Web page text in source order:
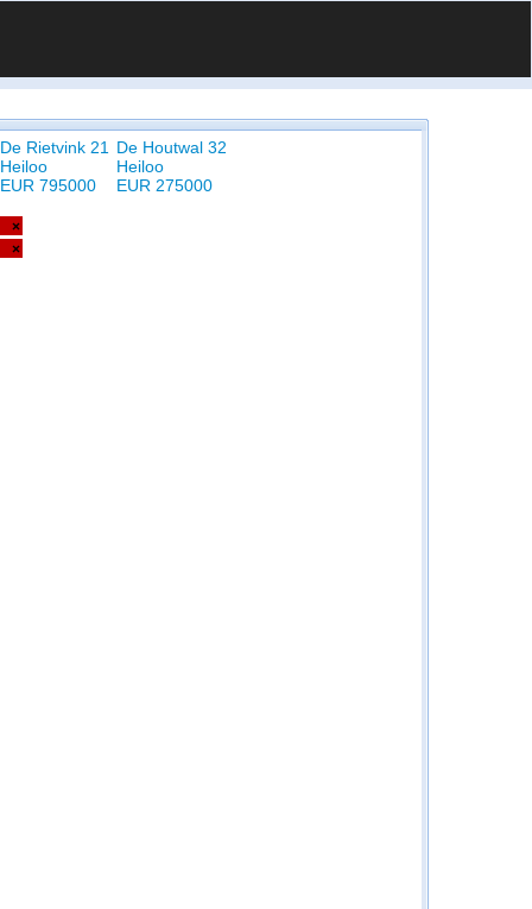
De Rietvink 21
Heiloo
EUR 795000
De Houtwal 32
Heiloo
EUR 275000
×
×